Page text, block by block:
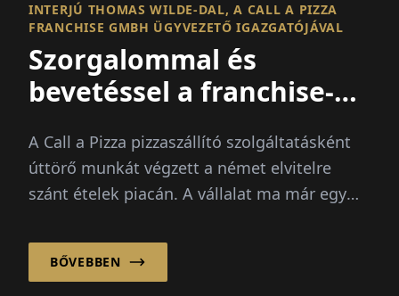
INTERJÚ THOMAS WILDE-DAL, A CALL A PIZZA
FRANCHISE GMBH ÜGYVEZETŐ IGAZGATÓJÁVAL
Szorgalommal és
bevetéssel a franchise-
A Call a Pizza pizzaszállító szolgáltatásként
úttörő munkát végzett a német elvitelre
szánt ételek piacán. A vállalat ma már egy
BŐVEBBEN